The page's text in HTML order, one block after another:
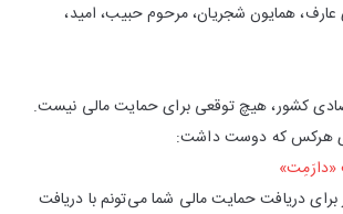
همایون شجریان، مرحوم حبیب، امید،
کشور، هیچ توقعی برای حمایت مالی نیست.
هرکس که دوست داشت:
دریافت حمایت مالی شما می‌تونم با دریافت